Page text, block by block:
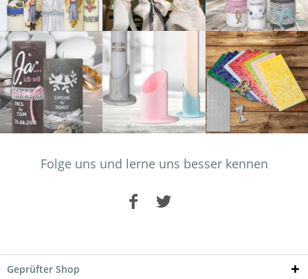
Folge uns und lerne uns besser kennen
Geprüfter Shop